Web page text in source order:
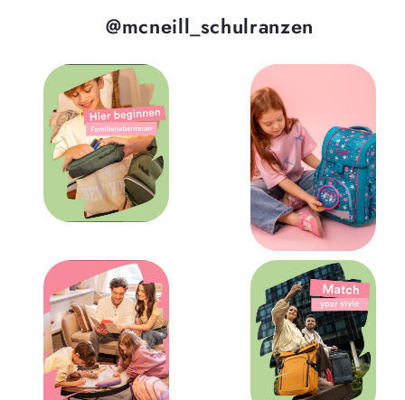
@mcneill_schulranzen